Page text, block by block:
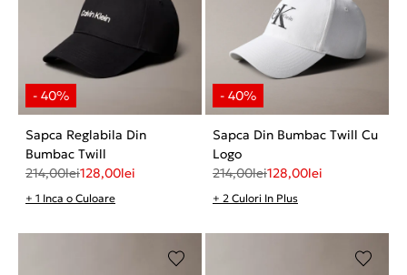
Sapca Reglabila Din
Bumbac Twill
214,00lei128,00lei
+ 1 Inca o Culoare
Sapca Din Bumbac Twill Cu
Logo
214,00lei128,00lei
+ 2 Culori In Plus